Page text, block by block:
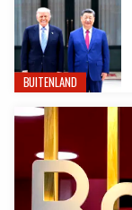
BUITENLAND